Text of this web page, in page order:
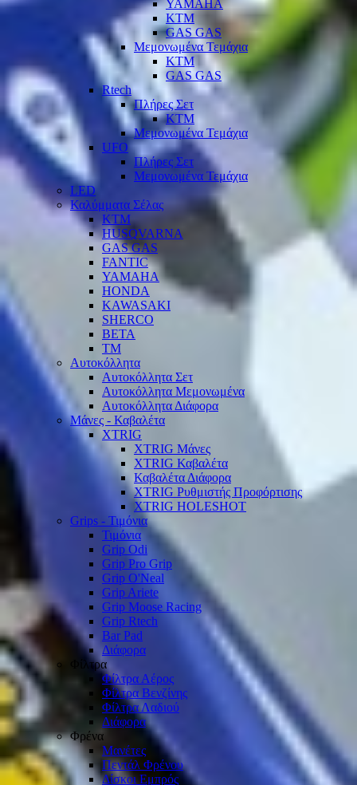
YAMAHA
KTM
GAS GAS
Μεμονωμένα Τεμάχια
KTM
GAS GAS
Rtech
Πλήρες Σετ
KTM
Μεμονωμένα Τεμάχια
UFO
Πλήρες Σετ
Μεμονωμένα Τεμάχια
LED
Καλύμματα Σέλας
KTM
HUSQVARNA
GAS GAS
FANTIC
YAMAHA
HONDA
KAWASAKI
SHERCO
BETA
TM
Αυτοκόλλητα
Αυτοκόλλητα Σετ
Αυτοκόλλητα Μεμονωμένα
Αυτοκόλλητα Διάφορα
Μάνες - Καβαλέτα
XTRIG
XTRIG Μάνες
XTRIG Καβαλέτα
Καβαλέτα Διάφορα
XTRIG Ρυθμιστής Προφόρτισης
XTRIG HOLESHOT
Grips - Τιμόνια
Τιμόνια
Grip Odi
Grip Pro Grip
Grip O'Neal
Grip Ariete
Grip Moose Racing
Grip Rtech
Bar Pad
Διάφορα
Φίλτρα
Φίλτρα Αέρος
Φίλτρα Βενζίνης
Φίλτρα Λαδιού
Διάφορα
Φρένα
Μανέτες
Πεντάλ Φρένου
Δίσκοι Εμπρός